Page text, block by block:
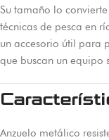
Su tamaño lo
técnicas de pesca en
un accesorio útil para
que buscan un equipo
Anzuelo metálico